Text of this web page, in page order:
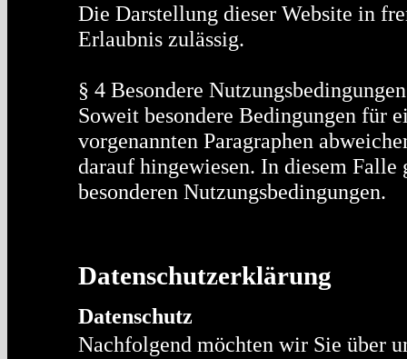
Die Darstellung dieser Website in
Erlaubnis zulässig.
§ 4 Besondere Nutzungsbedingungen
Soweit besondere Bedingungen für
vorgenannten Paragraphen
darauf hingewiesen. In diesem
besonderen Nutzungsbedingungen.
Datenschutzerklärung
Datenschutz
Nachfolgend möchten wir Sie über